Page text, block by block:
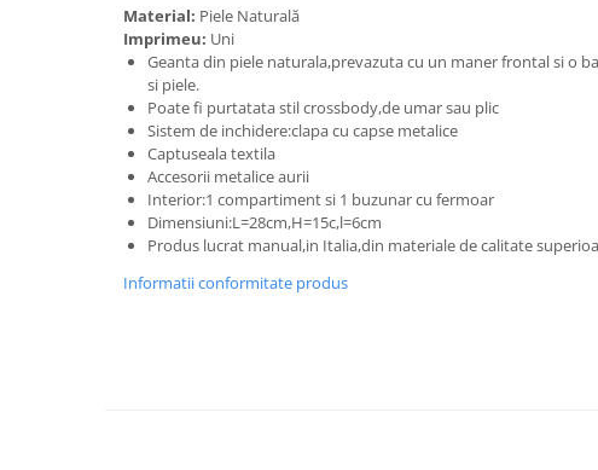
Material: Piele Naturală
Imprimeu: Uni
Geanta din piele naturala,prevazuta cu un maner frontal si o
si piele.
Poate fi purtatata stil crossbody,de umar sau plic
Sistem de inchidere:clapa cu capse metalice
Captuseala textila
Accesorii metalice aurii
Interior:1 compartiment si 1 buzunar cu fermoar
Dimensiuni:L=28cm,H=15c,l=6cm
Produs lucrat manual,in Italia,din materiale de calitate
Informatii conformitate produs